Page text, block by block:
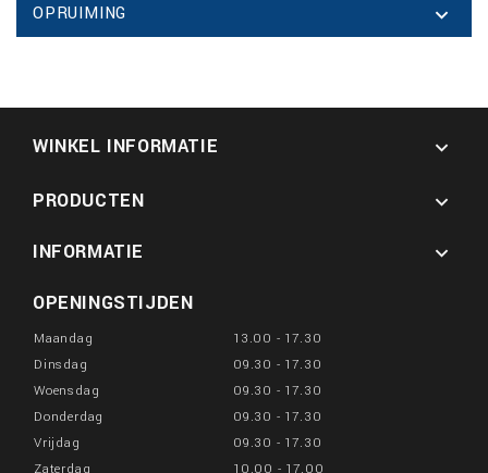
OPRUIMING 
WINKEL INFORMATIE 
PRODUCTEN

INFORMATIE

OPENINGSTIJDEN
Maandag
13.00 - 17.30
Dinsdag
09.30 - 17.30
Woensdag
09.30 - 17.30
Donderdag
09.30 - 17.30
Vrijdag
09.30 - 17.30